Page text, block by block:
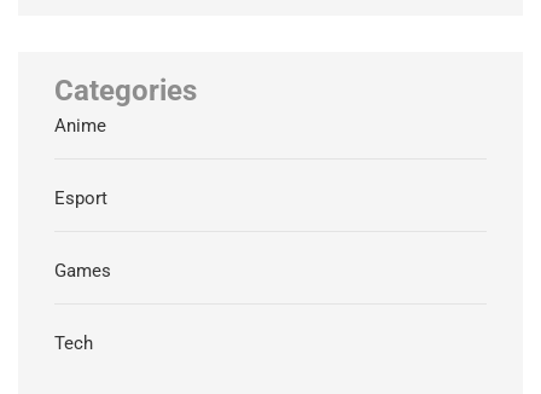
Categories
Anime
Esport
Games
Tech